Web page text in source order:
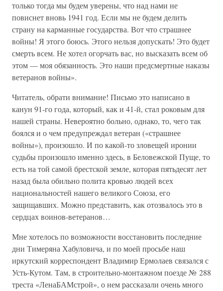
только тогда мы будем уверены, что над нами не
повиснет вновь 1941 год. Если мы не будем делить
страну на карманные государства. Вот что страшнее
войны! Я этого боюсь. Этого нельзя допускать! Это будет
смерть всем. Не хотел огорчать вас, но высказать всем об
этом — моя обязанность. Это наши предсмертные наказы
ветеранов войны».
Читатель, обрати внимание! Письмо это написано в
канун 91-го года, который, как и 41-й, стал роковым для
нашей страны. Невероятно больно, однако, то, чего так
боялся и о чем предупреждал ветеран («страшнее
войны»), произошло. И по какой-то зловещей иронии
судьбы произошло именно здесь, в Беловежской Пуще, то
есть на той самой брестской земле, которая пятьдесят лет
назад была обильно полита кровью людей всех
национальностей нашего великого Союза, его
защищавших. Можно представить, как отозвалось это в
сердцах воинов-ветеранов…
Мне хотелось по возможности восстановить последние
дни Тимеряна Хабуловича, и по моей просьбе наш
иркутский корреспондент Владимир Ермолаев связался с
Усть-Кутом. Там, в строительно-монтажном поезде № 288
треста «ЛенаБАМстрой», о нем рассказали очень много